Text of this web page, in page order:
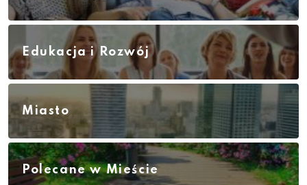
Edukacja i Rozwój
Miasto
Polecane w Mieście